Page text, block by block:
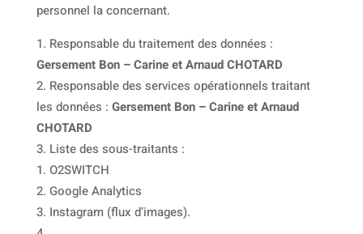
personnel la concernant.
Responsable du traitement des données :
Gersement Bon – Carine et Arnaud CHOTARD
Responsable des services opérationnels traitant
les données : Gersement Bon – Carine et Arnaud
CHOTARD
Liste des sous-traitants :
O2SWITCH
Google Analytics
Instagram (flux d’images).